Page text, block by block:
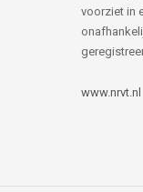
voorziet in
www.nrvt.nl